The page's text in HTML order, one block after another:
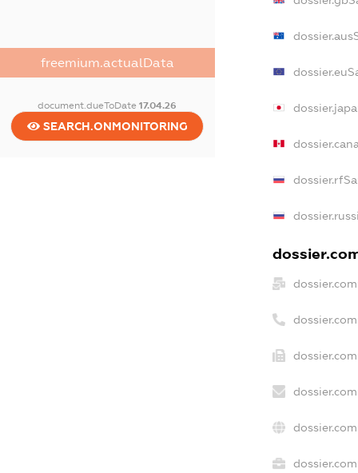
freemium.actualData
document.dueToDate17.04.26
SEARCH.ONMONITORING